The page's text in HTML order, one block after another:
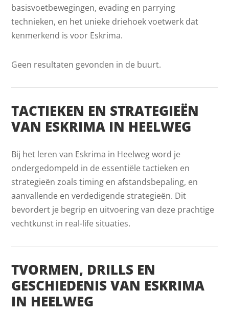
basisvoetbewegingen, evading en parrying
technieken, en het unieke driehoek voetwerk dat
kenmerkend is voor Eskrima.
Geen resultaten gevonden in de buurt.
TACTIEKEN EN STRATEGIEËN
VAN ESKRIMA IN HEELWEG
Bij het leren van Eskrima in Heelweg word je
ondergedompeld in de essentiële tactieken en
strategieën zoals timing en afstandsbepaling, en
aanvallende en verdedigende strategieën. Dit
bevordert je begrip en uitvoering van deze prachtige
vechtkunst in real-life situaties.
TVORMEN, DRILLS EN
GESCHIEDENIS VAN ESKRIMA
IN HEELWEG